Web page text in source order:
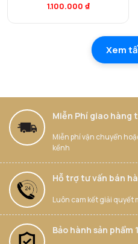
1.100.000 ₫
Xem
Miễn Phí giao hàng
Miễn phí vận chuyển
kềnh
Hỗ trợ tư vấn bán
Luôn cam kết giải
Bảo hành sản phẩm